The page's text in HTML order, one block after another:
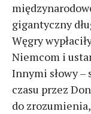
gigantyczny
Węgry
Niemcom i
Innymi słowy –
czasu przez
do